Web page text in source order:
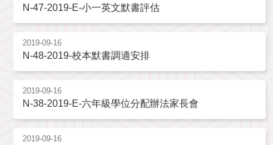
N-47-2019-E-小一英文默書評估
2019-09-16
N-48-2019-校本默書調適安排
2019-09-16
N-38-2019-E-六年級學位分配辦法家長會
2019-09-16